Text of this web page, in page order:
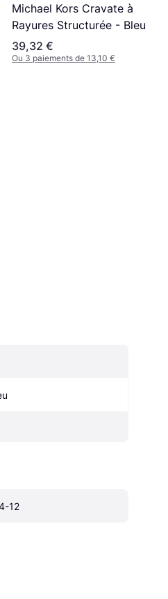
Michael Kors Cravate à
Rayures Structurée - Bleu
39,32 €
Ou 3 paiements de 13,10 €
12